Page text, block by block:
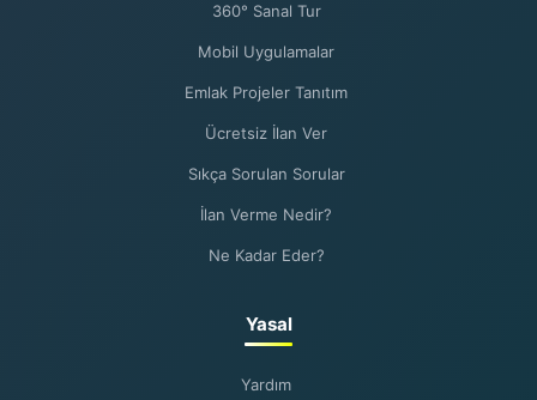
360° Sanal Tur
Mobil Uygulamalar
Emlak Projeler Tanıtım
Ücretsiz İlan Ver
Sıkça Sorulan Sorular
İlan Verme Nedir?
Ne Kadar Eder?
Yasal
Yardım